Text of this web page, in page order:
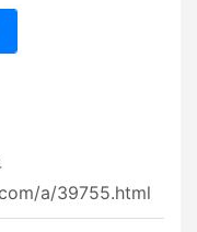
a/39755.html